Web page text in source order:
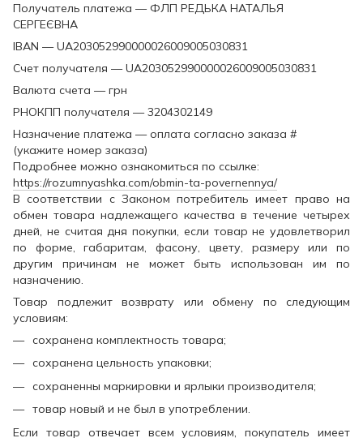
Получатель платежа — ФЛП РЕДЬКА НАТАЛЬЯ
СЕРГЕЄВНА
IBAN — UA203052990000026009005030831
Счет получателя — UA203052990000026009005030831
Валюта счета — грн
РНОКПП получателя — 3204302149
Назначение платежа — оплата согласно заказа #
(укажите номер заказа)
Подробнее можно ознакомиться по ссылке:
https://rozumnyashka.com/obmin-ta-povernennya/
В соответствии с Законом потребитель имеет право на
обмен товара надлежащего качества в течение четырех
дней, не считая дня покупки, если товар не удовлетворил
по форме, габаритам, фасону, цвету, размеру или по
другим причинам не может быть использован им по
назначению.
Товар подлежит возврату или обмену по следующим
условиям:
сохранена комплектность товара;
сохранена цельность упаковки;
сохраненны маркировки и ярлыки производителя;
товар новый и не был в употреблении.
Если товар отвечает всем условиям, покупатель имеет